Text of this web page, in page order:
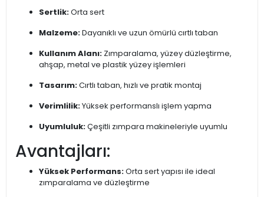
Sertlik:Orta sert
Malzeme:Dayanıklı ve uzun ömürlü cırtlı taban
Kullanım Alanı: Zımparalama, yüzey düzleştirme,
ahşap, metal ve plastik yüzey işlemleri
Tasarım:Cırtlı taban, hızlı ve pratik montaj
Verimlilik:Yüksek performanslı işlem yapma
Uyumluluk:Çeşitli zımpara makineleriyle uyumlu
Avantajları:
Yüksek Performans:Orta sert yapısı ile ideal
zımparalama ve düzleştirme